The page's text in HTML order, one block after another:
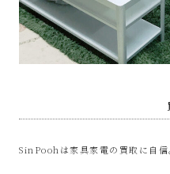
SinPoohは家具家電の買取に自信